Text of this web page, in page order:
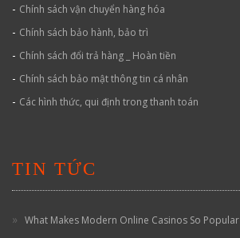
- Chính sách vận chuyển hàng hóa
- Chính sách bảo hành, bảo trì
- Chính sách đổi trả hàng _ Hoàn tiền
- Chính sách bảo mật thông tin cá nhân
- Các hình thức, qui định trong thanh toán
TIN TỨC
What Makes Modern Online Casinos So Popular